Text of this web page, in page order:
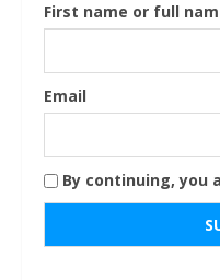
First name or full
Email
By continuing, you